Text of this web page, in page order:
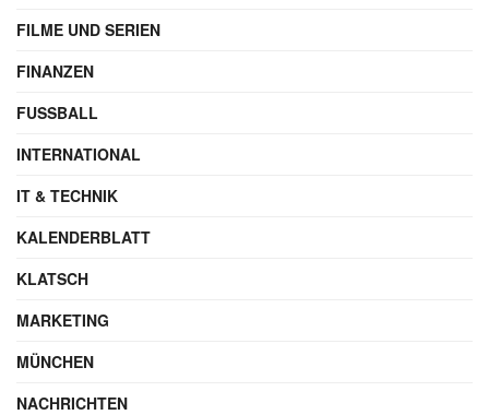
FILME UND SERIEN
FINANZEN
FUSSBALL
INTERNATIONAL
IT & TECHNIK
KALENDERBLATT
KLATSCH
MARKETING
MÜNCHEN
NACHRICHTEN